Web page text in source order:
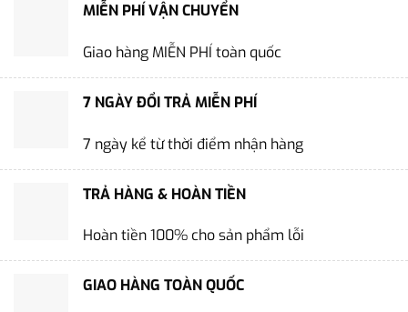
MIỄN PHÍ VẬN CHUYỂN
Giao hàng MIỄN PHÍ toàn quốc
7 NGÀY ĐỔI TRẢ MIỄN PHÍ
7 ngày kể từ thời điểm nhận hàng
TRẢ HÀNG & HOÀN TIỀN
Hoàn tiền 100% cho sản phẩm lỗi
GIAO HÀNG TOÀN QUỐC